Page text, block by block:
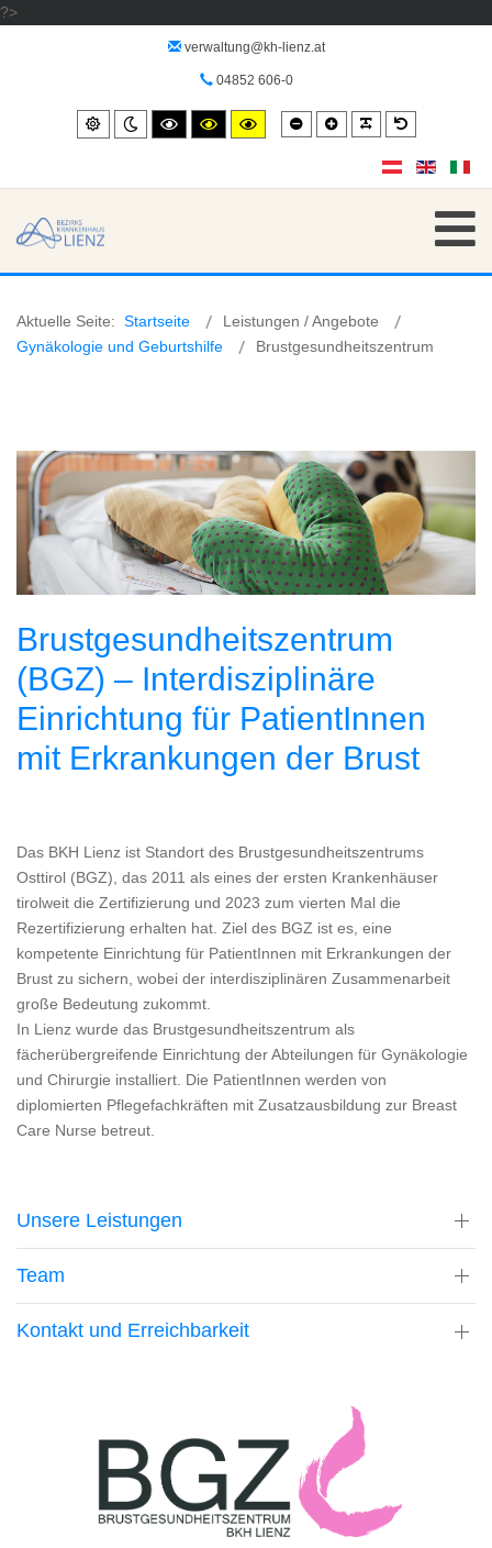
?>
verwaltung@kh-lienz.at
04852 606-0
Standard
Night
mode
High
contrast
High
contrast
High
contrast
Smaller
font
Larger
font
Default
font
Aktuelle Seite: Startseite
Leistungen / Angebote
Gynäkologie und Geburtshilfe
Brustgesundheitszentrum
Brustgesundheitszentrum
(BGZ) – Interdisziplinäre
Einrichtung für PatientInnen
mit Erkrankungen der Brust
Das BKH Lienz ist Standort des Brustgesundheitszentrums
Osttirol (BGZ), das 2011 als eines der ersten Krankenhäuser
tirolweit die Zertifizierung und 2023 zum vierten Mal die
Rezertifizierung erhalten hat. Ziel des BGZ ist es, eine
kompetente Einrichtung für PatientInnen mit Erkrankungen der
Brust zu sichern, wobei der interdisziplinären Zusammenarbeit
große Bedeutung zukommt.
In Lienz wurde das Brustgesundheitszentrum als
fächerübergreifende Einrichtung der Abteilungen für Gynäkologie
und Chirurgie installiert. Die PatientInnen werden von
diplomierten Pflegefachkräften mit Zusatzausbildung zur Breast
Care Nurse betreut.
Unsere Leistungen
Team
Kontakt und Erreichbarkeit